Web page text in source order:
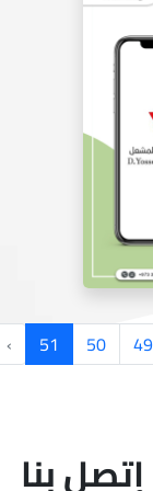
49
50
51
›
إتصل بنا